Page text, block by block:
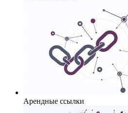
Арендные ссылки